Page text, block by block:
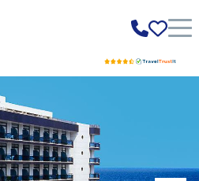
Gratis annuleren